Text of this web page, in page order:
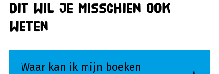
Dit wil je misschien ook
weten
Waar kan ik mijn boeken